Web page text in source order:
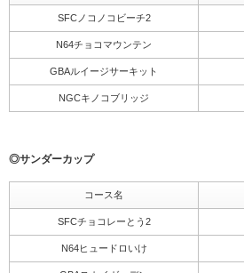
SFCノコノコビーチ2
N64チョコマウンテン
GBAルイージサーキット
NGCキノコブリッジ
◎サンダーカップ
コース名
SFCチョコレーとう2
N64ヒュードロいけ